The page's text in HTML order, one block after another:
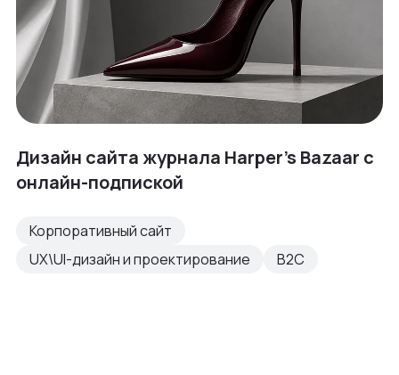
Дизайн сайта журнала Harper's Bazaar с
онлайн-подпиской
Корпоративный сайт
UX\UI-дизайн и проектирование
B2C